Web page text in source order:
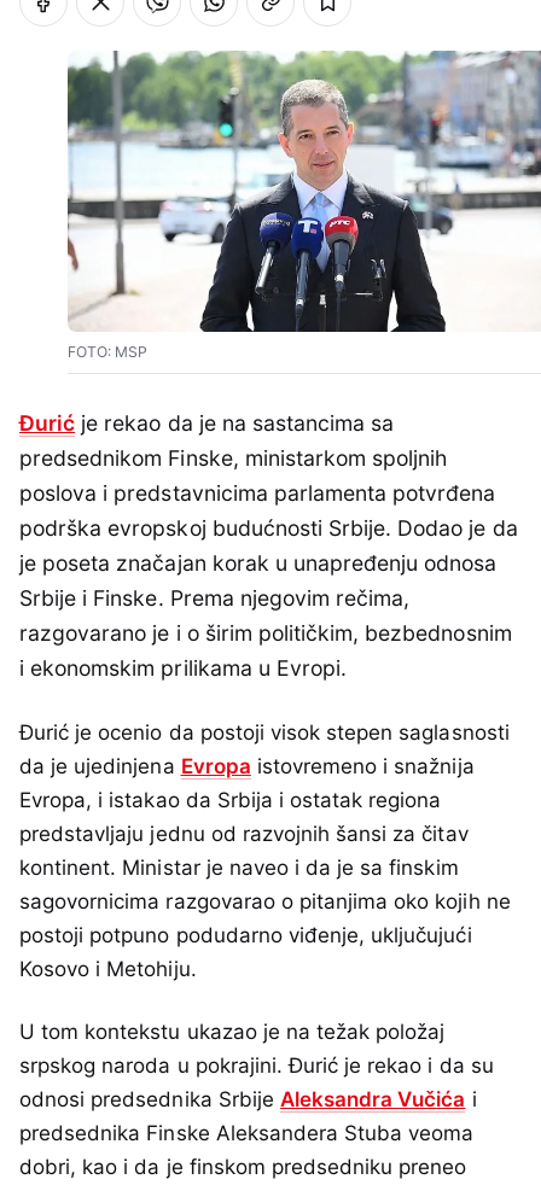
FOTO: MSP
Đurić je rekao da je na sastancima sa
predsednikom Finske, ministarkom spoljnih
poslova i predstavnicima parlamenta potvrđena
podrška evropskoj budućnosti Srbije. Dodao je da
je poseta značajan korak u unapređenju odnosa
Srbije i Finske. Prema njegovim rečima,
razgovarano je i o širim političkim, bezbednosnim
i ekonomskim prilikama u Evropi.
Đurić je ocenio da postoji visok stepen saglasnosti
da je ujedinjena Evropa istovremeno i snažnija
Evropa, i istakao da Srbija i ostatak regiona
predstavljaju jednu od razvojnih šansi za čitav
kontinent. Ministar je naveo i da je sa finskim
sagovornicima razgovarao o pitanjima oko kojih ne
postoji potpuno podudarno viđenje, uključujući
Kosovo i Metohiju.
U tom kontekstu ukazao je na težak položaj
srpskog naroda u pokrajini. Đurić je rekao i da su
odnosi predsednika Srbije Aleksandra Vučića i
predsednika Finske Aleksandera Stuba veoma
dobri, kao i da je finskom predsedniku preneo